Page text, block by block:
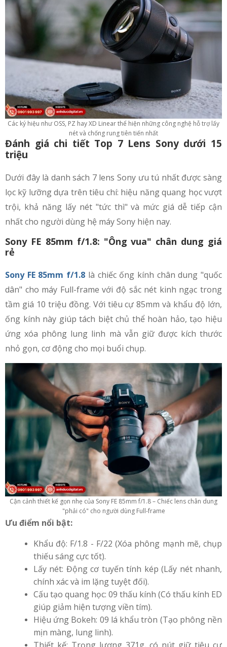
Các ký hiệu như OSS, PZ hay XD Linear thể hiện những công nghệ hỗ trợ lấy
nét và chống rung tiên tiến nhất
Đánh giá chi tiết Top 7 Lens Sony dưới 15
triệu
Dưới đây là danh sách 7 lens Sony ưu tú nhất được sàng
lọc kỹ lưỡng dựa trên tiêu chí: hiệu năng quang học vượt
trội, khả năng lấy nét "tức thì" và mức giá dễ tiếp cận
nhất cho người dùng hệ máy Sony hiện nay.
Sony FE 85mm f/1.8: "Ông vua" chân dung giá
rẻ
Sony FE 85mm f/1.8 là chiếc ống kính chân dung "quốc
dân" cho máy Full-frame với độ sắc nét kinh ngạc trong
tầm giá 10 triệu đồng. Với tiêu cự 85mm và khẩu độ lớn,
ống kính này giúp tách biệt chủ thể hoàn hảo, tạo hiệu
ứng xóa phông lung linh mà vẫn giữ được kích thước
nhỏ gọn, cơ động cho mọi buổi chụp.
Cận cảnh thiết kế gọn nhẹ của Sony FE 85mm f/1.8 – Chiếc lens chân dung
"phải có" cho người dùng Full-frame
Ưu điểm nổi bật:
Khẩu độ: F/1.8 - F/22 (Xóa phông mạnh mẽ, chụp
thiếu sáng cực tốt).
Lấy nét: Động cơ tuyến tính kép (Lấy nét nhanh,
chính xác và im lặng tuyệt đối).
Cấu tạo quang học: 09 thấu kính (Có thấu kính ED
giúp giảm hiện tượng viền tím).
Hiệu ứng Bokeh: 09 lá khẩu tròn (Tạo phông nền
mịn màng, lung linh).